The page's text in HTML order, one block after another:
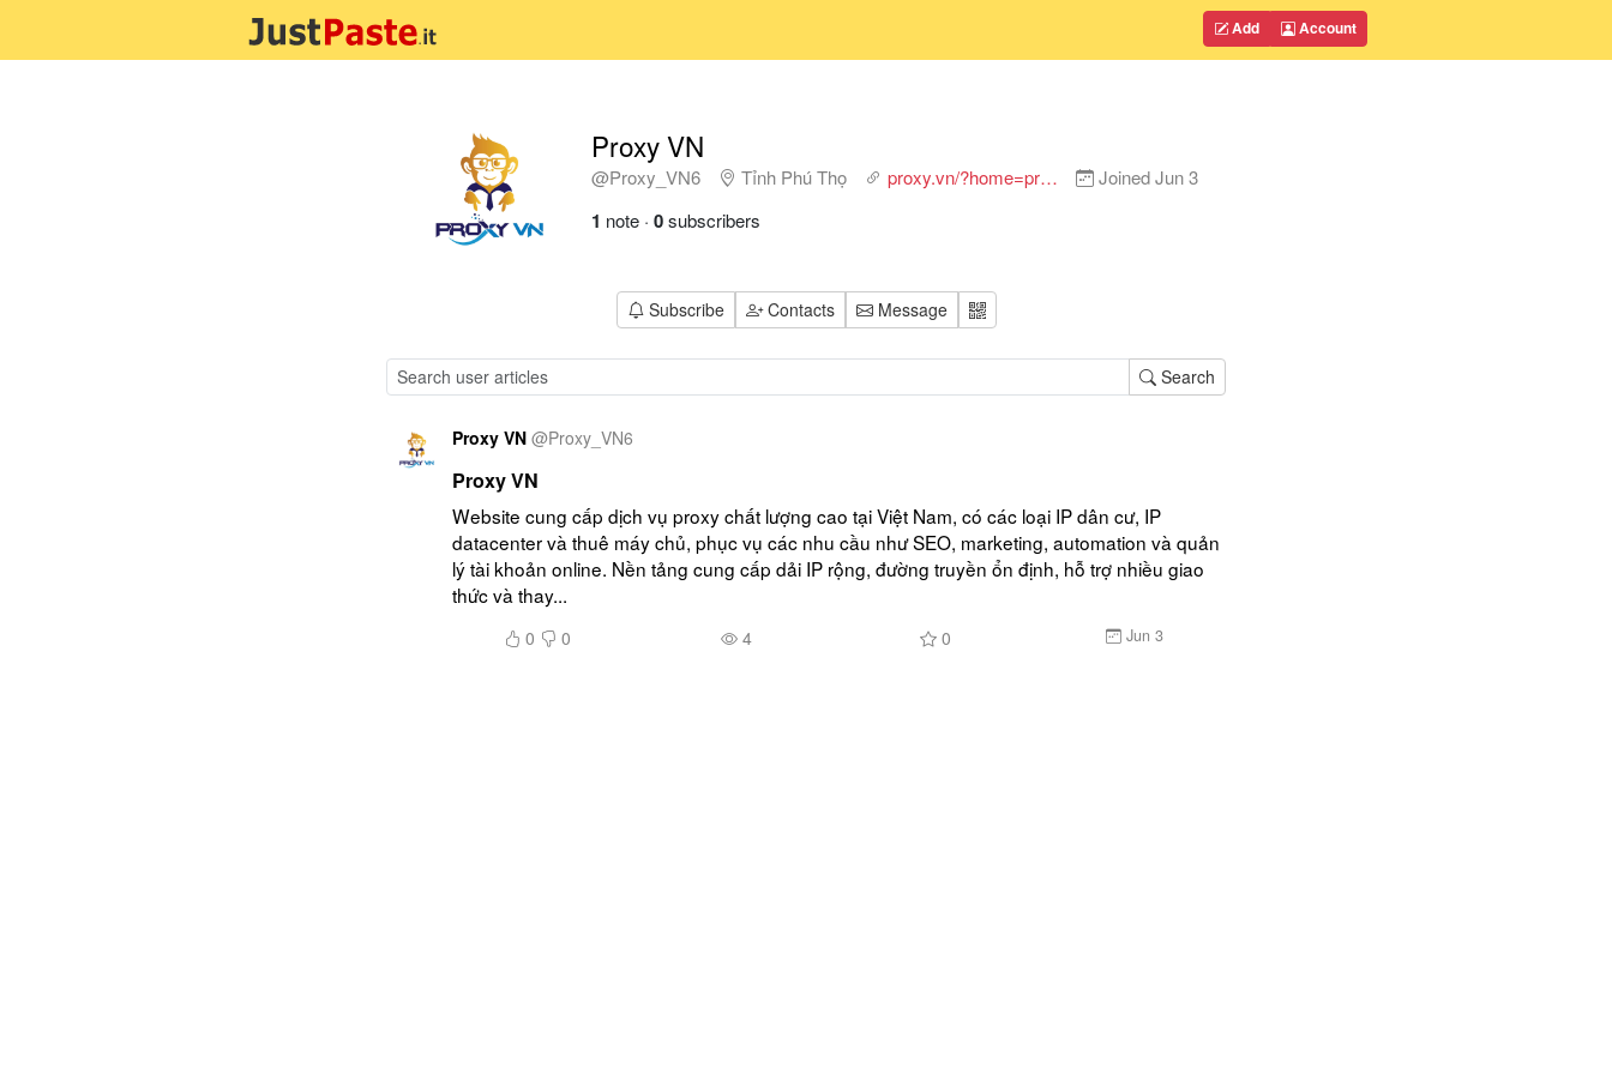
Add Account
Proxy VN
@Proxy_VN6 Tỉnh Phú Thọ proxy.vn/?home=pr… JoinedJun 3
1 note · 0subscribers
Subscribe Contacts Message
Search
Proxy VN @Proxy_VN6
Proxy VN
Website cung cấp dịch vụ proxy chất lượng cao tại Việt Nam, có các loại IP dân cư, IP
datacenter và thuê máy chủ, phục vụ các nhu cầu như SEO, marketing, automation và quản
lý tài khoản online. Nền tảng cung cấp dải IP rộng, đường truyền ổn định, hỗ trợ nhiều giao
thức và thay...
0 0 4 0 Jun 3